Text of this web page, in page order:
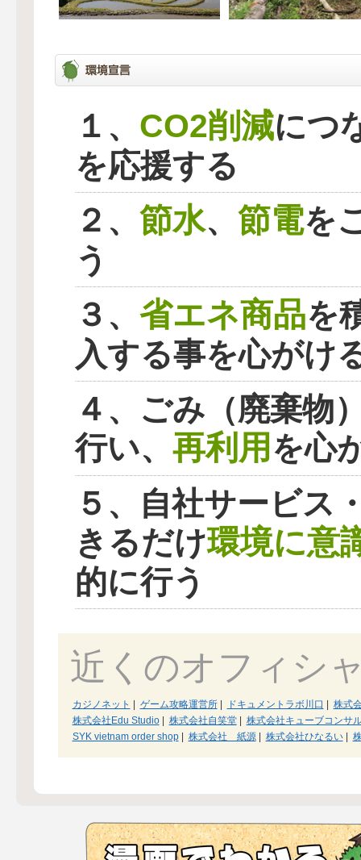
１、 CO2削減につ
を応援する
２、 節水、 節電を
う
３、 省エネ商品を
入する事を心がけ
４、ごみ（廃棄物
行い、 再利用を心
５、自社サービス
きるだけ環境に意
的に行う
近くのオフィシ
カジノネット ゲーム攻略運営所| ドキュメントラボ川口
株式
株式会社Edu Studio| 株式会社自笑堂|
株式会社キューブコンサ
SYK vietnam order shop| 株式会社 紙源| 株式会社ひなるい|